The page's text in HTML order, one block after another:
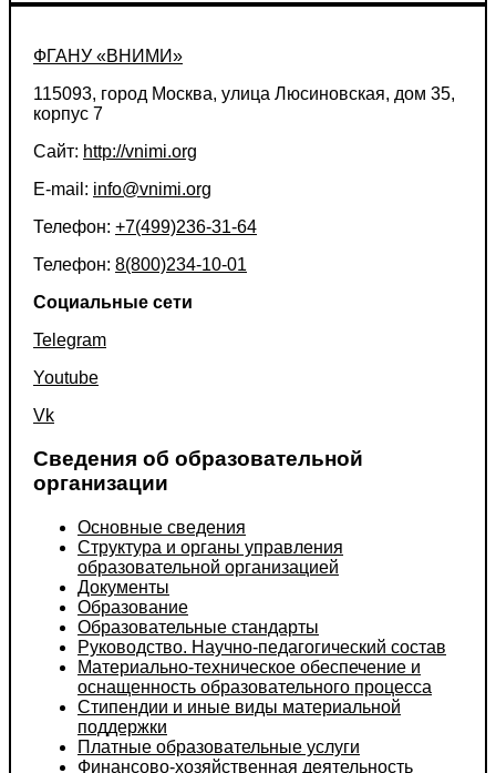
ФГАНУ «ВНИМИ»
115093, город Москва, улица Люсиновская, дом 35,
корпус 7
Сайт: http://vnimi.org
E-mail: info@vnimi.org
Телефон: +7(499)236-31-64
Телефон: 8(800)234-10-01
Социальные сети
Telegram
Youtube
Vk
Сведения об образовательной
организации
Основные сведения
Структура и органы управления
образовательной организацией
Документы
Образование
Образовательные стандарты
Руководство. Научно-педагогический состав
Материально-техническое обеспечение и
оснащенность образовательного процесса
Стипендии и иные виды материальной
поддержки
Платные образовательные услуги
Финансово-хозяйственная деятельность